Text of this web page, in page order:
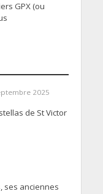
GPX (ou
2025
de St Victor
ses anciennes